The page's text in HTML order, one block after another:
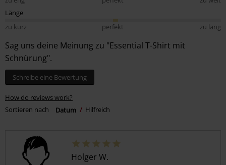
Länge
zu kurz
perfekt zu lang
Sag uns deine Meinung zu "Essential T-Shirt mit
Schnürung".
Schreibe eine Bewertung
How do reviews work?
Sortieren nach
Datum Hilfreich
Holger W.